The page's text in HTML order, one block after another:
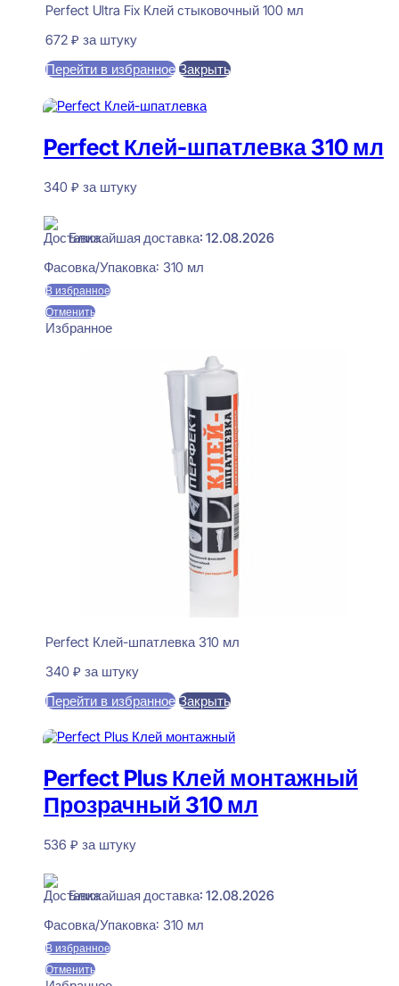
Perfect Ultra Fix Клей стыковочный 100 мл
672 ₽ за штуку
Перейти в избранное Закрыть
Perfect Клей-шпатлевка 310 мл
340 ₽ за штуку
Ближайшая доставка: 12.08.2026
Фасовка/Упаковка: 310 мл
В избранное
Отменить
Избранное
Perfect Клей-шпатлевка 310 мл
340 ₽ за штуку
Перейти в избранное Закрыть
Perfect Plus Клей монтажный
Прозрачный 310 мл
536 ₽ за штуку
Ближайшая доставка: 12.08.2026
Фасовка/Упаковка: 310 мл
В избранное
Отменить